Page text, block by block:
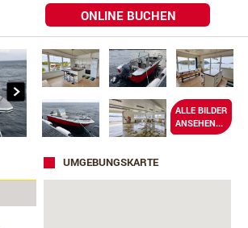
ONLINE BUCHEN
ALLE BILDER
ANSEHEN...
UMGEBUNGSKARTE